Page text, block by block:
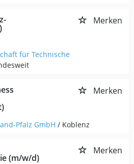
Merken
für Technische
Merken
Pfalz GmbH / Koblenz
(m/w/d)
Merken